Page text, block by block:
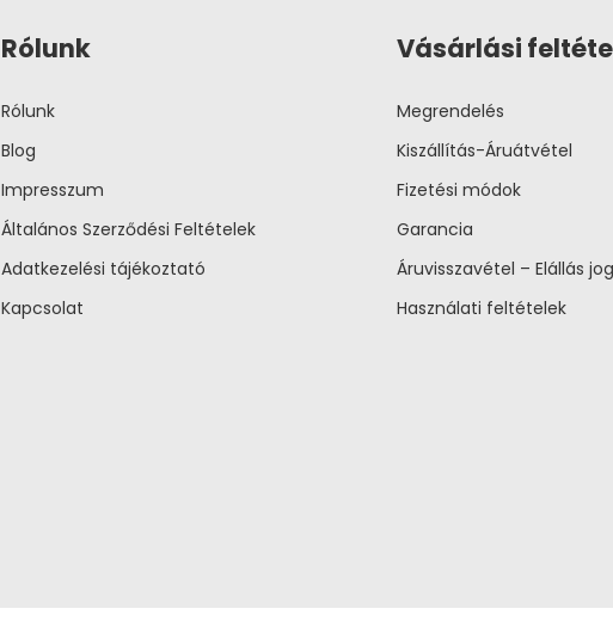
Rólunk
Rólunk
Blog
Impresszum
Általános Szerződési Feltételek
Adatkezelési tájékoztató
Kapcsolat
Vásárlási
Megrendelés
Kiszállítás-Áruátvétel
Fizetési módok
Garancia
Áruvisszavétel – Elállás
Használati feltételek